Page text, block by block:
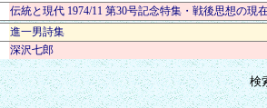
伝統と現代 1974/11 第30号記念特集・戦後思想の現
進一男詩集
深沢七郎
検